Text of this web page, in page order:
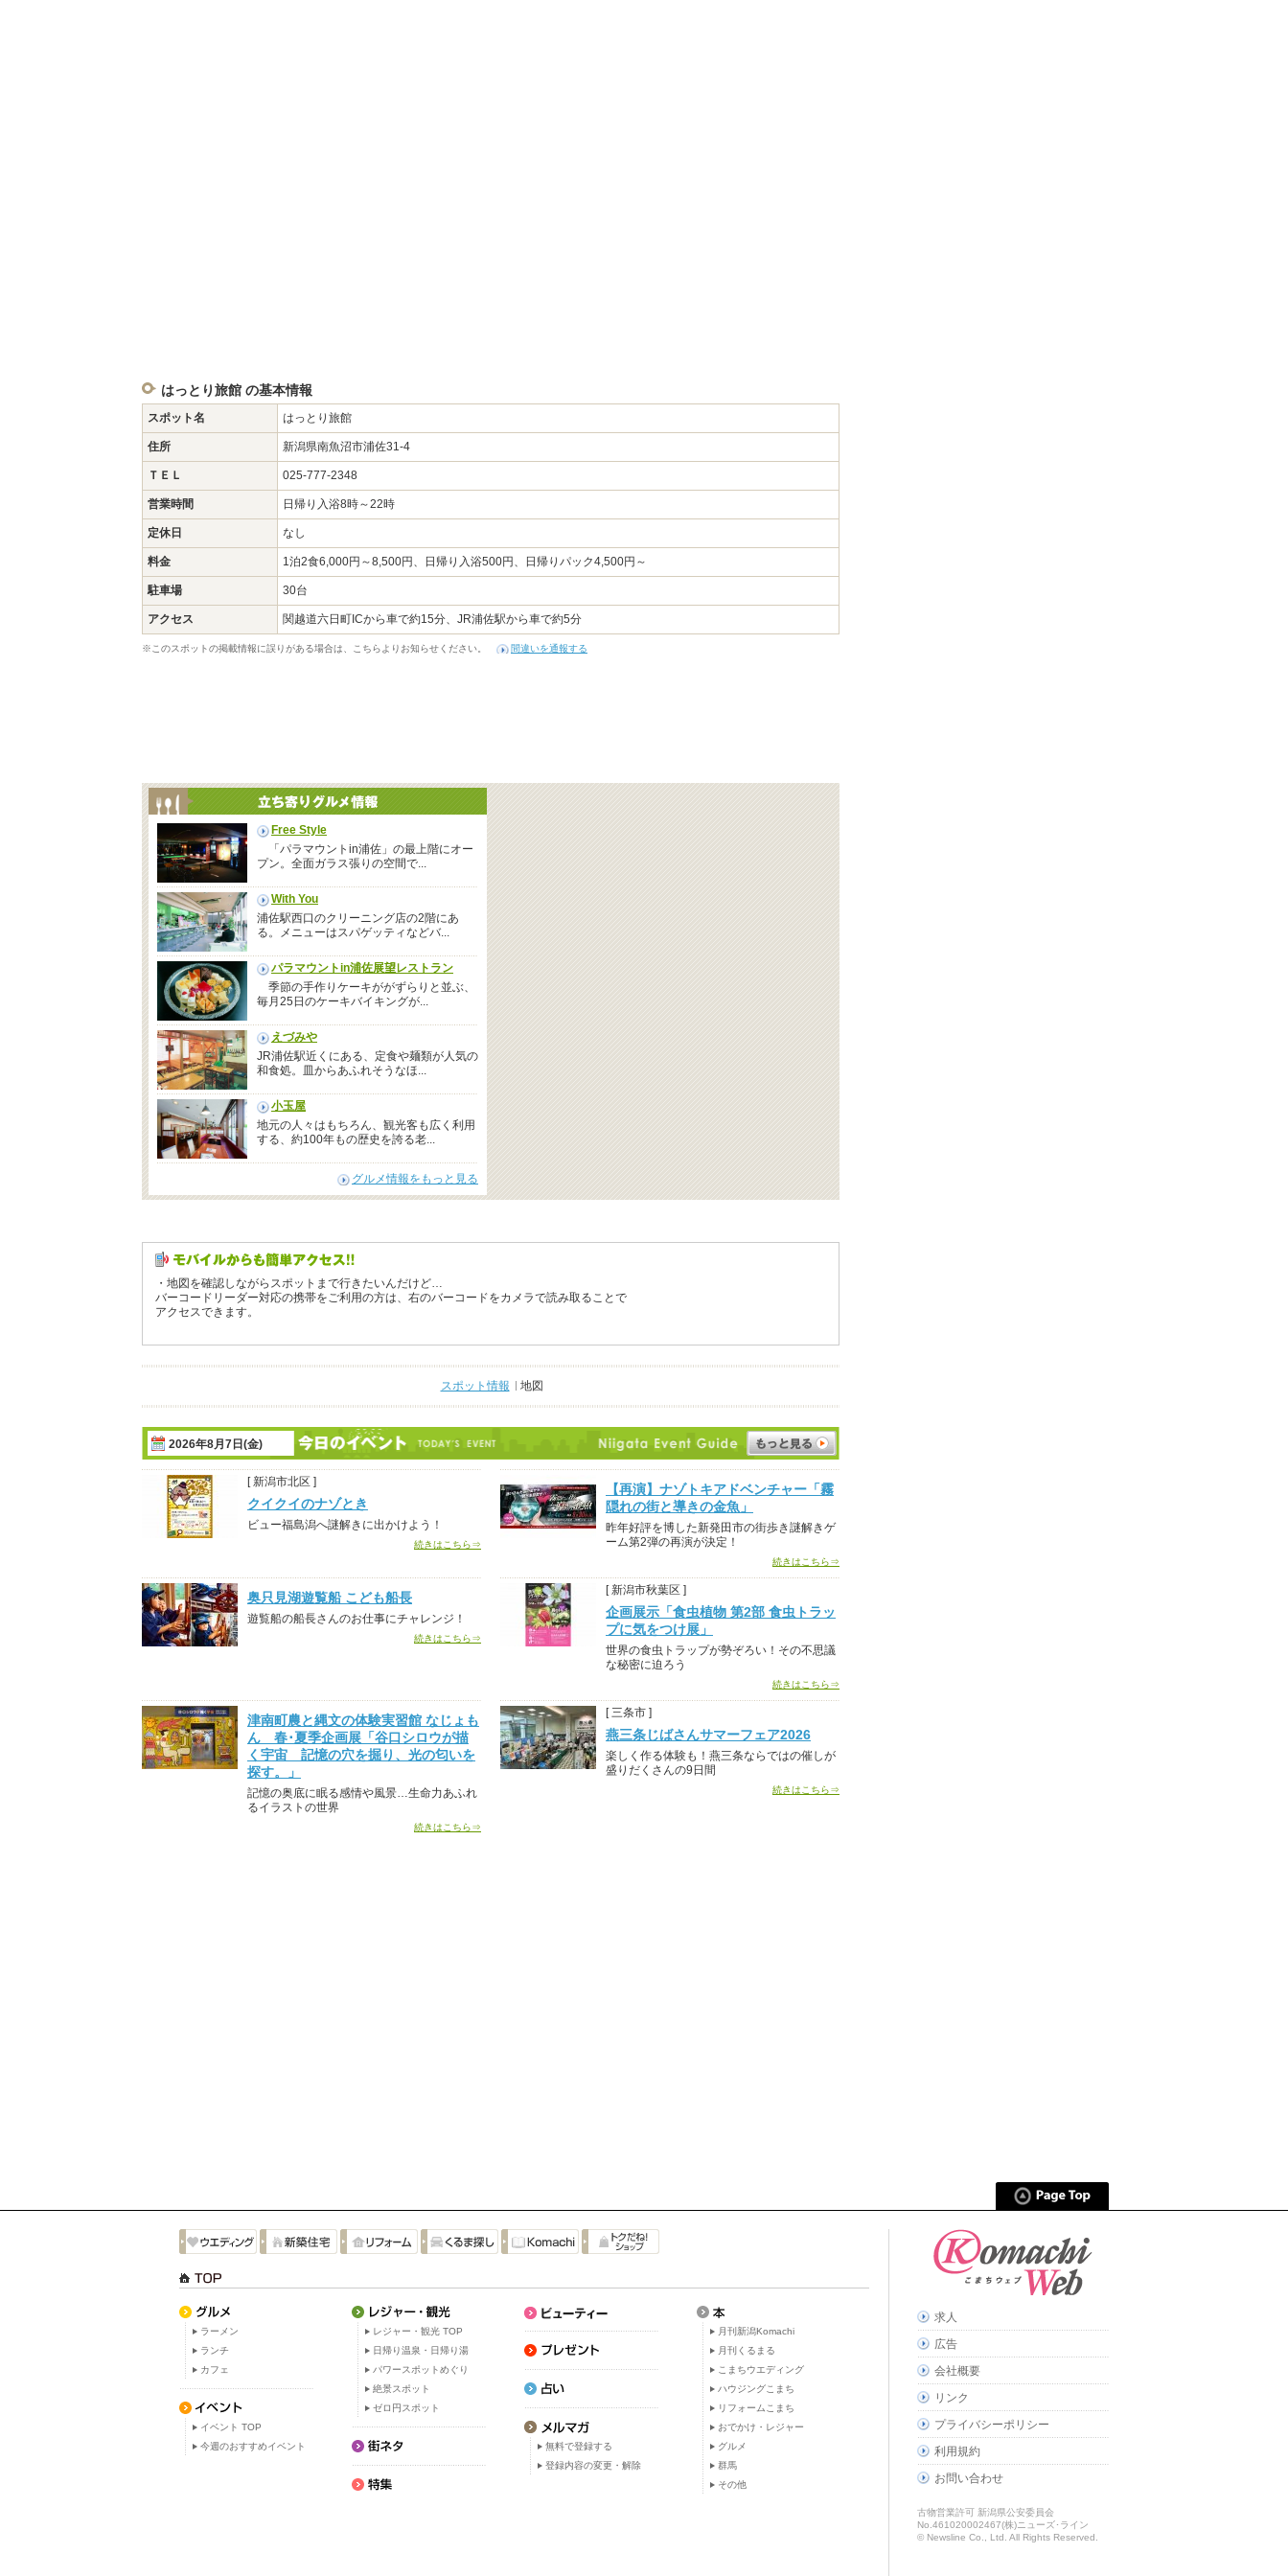
はっとり旅館 の基本情報
スポット名 はっとり旅館
住所 新潟県南魚沼市浦佐31-4
ＴＥＬ 025-777-2348
営業時間 日帰り入浴8時～22時
定休日 なし
料金 1泊2食6,000円～8,500円、日帰り入浴500円、日帰りパック4,500円～
駐車場 30台
アクセス 関越道六日町ICから車で約15分、JR浦佐駅から車で約5分
※このスポットの掲載情報に誤りがある場合は、こちらよりお知らせください。 間違いを通報する
Free Style
「パラマウントin浦佐」の最上階にオー
プン。全面ガラス張りの空間で...
With You
浦佐駅西口のクリーニング店の2階にあ
る。メニューはスパゲッティなどバ...
パラマウントin浦佐展望レストラン
季節の手作りケーキががずらりと並ぶ、
毎月25日のケーキバイキングが...
えづみや
JR浦佐駅近くにある、定食や麺類が人気の
和食処。皿からあふれそうなほ...
小玉屋
地元の人々はもちろん、観光客も広く利用
する、約100年もの歴史を誇る老...
グルメ情報をもっと見る
・地図を確認しながらスポットまで行きたいんだけど…
バーコードリーダー対応の携帯をご利用の方は、右のバーコードをカメラで読み取ることで
アクセスできます。
スポット情報 地図
2026年8月7日(金)
[ 新潟市北区 ]
クイクイのナゾとき
ビュー福島潟へ謎解きに出かけよう！
続きはこちら⇒
【再演】ナゾトキアドベンチャー「霧
隠れの街と導きの金魚」
昨年好評を博した新発田市の街歩き謎解きゲ
ーム第2弾の再演が決定！
続きはこちら⇒
奥只見湖遊覧船 こども船長
遊覧船の船長さんのお仕事にチャレンジ！
続きはこちら⇒
[ 新潟市秋葉区 ]
企画展示「食虫植物 第2部 食虫トラッ
プに気をつけ展」
世界の食虫トラップが勢ぞろい！その不思議
な秘密に迫ろう
続きはこちら⇒
津南町農と縄文の体験実習館 なじょも
ん 春･夏季企画展「谷口シロウが描
く宇宙 記憶の穴を掘り、光の匂いを
探す。」
記憶の奥底に眠る感情や風景…生命力あふれ
るイラストの世界
続きはこちら⇒
[ 三条市 ]
燕三条じばさんサマーフェア2026
楽しく作る体験も！燕三条ならではの催しが
盛りだくさんの9日間
続きはこちら⇒
ラーメン
ランチ
カフェ
イベント TOP
今週のおすすめイベント
レジャー・観光 TOP
日帰り温泉・日帰り湯
パワースポットめぐり
絶景スポット
ゼロ円スポット
無料で登録する
登録内容の変更・解除
月刊新潟Komachi
月刊くるまる
こまちウエディング
ハウジングこまち
リフォームこまち
おでかけ・レジャー
グルメ
群馬
その他
求人
広告
会社概要
リンク
プライバシーポリシー
利用規約
お問い合わせ
古物営業許可 新潟県公安委員会
No.461020002467(株)ニューズ･ライン
© Newsline Co., Ltd. All Rights Reserved.